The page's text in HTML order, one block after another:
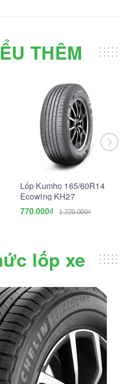
THÊM
Lốp Kumho 165/60R14
Ecowing KH27
770.000₫ 1.220.000₫
lốp xe